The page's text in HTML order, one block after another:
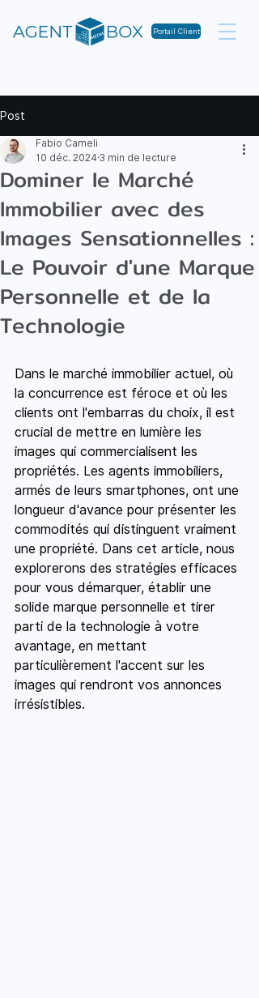
Portail Client
Post
Dominer le Marché
Immobilier avec des
Images Sensationnelles :
Le Pouvoir d'une Marque
Personnelle et de la
Technologie
Fabio Cameli
10 déc. 2024 3 min de lecture
Dans le marché immobilier actuel, où
la concurrence est féroce et où les
clients ont l'embarras du choix, il est
crucial de mettre en lumière les
images qui commercialisent les
propriétés. Les agents immobiliers,
armés de leurs smartphones, ont une
longueur d'avance pour présenter les
commodités qui distinguent vraiment
une propriété. Dans cet article, nous
explorerons des stratégies efficaces
pour vous démarquer, établir une
solide marque personnelle et tirer
parti de la technologie à votre
avantage, en mettant
particulièrement l'accent sur les
images qui rendront vos annonces
irrésistibles.